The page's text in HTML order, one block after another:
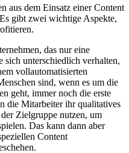
aus dem Einsatz einer Content
gibt zwei wichtige Aspekte,
das nur eine
unterschiedlich verhalten,
vollautomatisierten
sind, wenn es um die
geht, immer noch die erste
die Mitarbeiter ihr qualitatives
Zielgruppe nutzen, um
Das kann dann aber
Content